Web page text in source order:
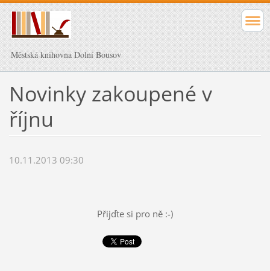
Městská knihovna Dolní Bousov
Novinky zakoupené v
říjnu
10.11.2013 09:30
Přijďte si pro ně :-)